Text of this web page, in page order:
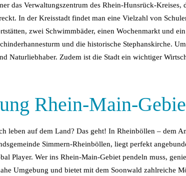
das Verwaltungszentrum des Rhein-Hunsrück-
In der Kreisstadt findet man eine Vielzahl von
zwei Schwimmbäder, einen Wochenmarkt und
und die historische Stephanskirche.
Naturliebhaber. Zudem ist die Stadt ein wichtiger
Rhein-Main-
leben auf dem Land? Das geht! In Rheinböllen – dem
Simmern-Rheinböllen, liegt perfekt
Player. Wer ins Rhein-Main-Gebiet pendeln muss,
Umgebung und bietet mit dem Soonwald zahlreiche